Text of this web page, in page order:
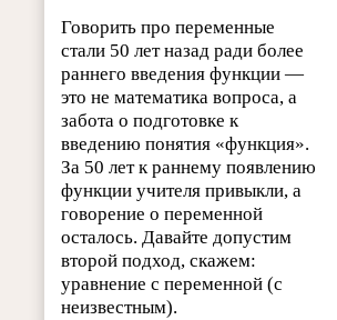
Говорить про переменные
стали 50 лет назад ради более
раннего введения функции —
это не математика вопроса, а
забота о подготовке к
введению понятия «функция».
За 50 лет к раннему появлению
функции учителя привыкли, а
говорение о переменной
осталось. Давайте допустим
второй подход, скажем:
уравнение с переменной (с
неизвестным).